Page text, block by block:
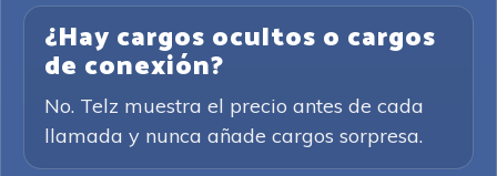
¿Hay cargos ocultos o cargos
de conexión?
No. Telz muestra el precio antes de cada
llamada y nunca añade cargos sorpresa.